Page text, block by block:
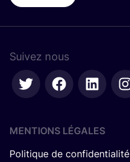
Suivez nous
MENTIONS LÉGALES
Politique de confidentialité